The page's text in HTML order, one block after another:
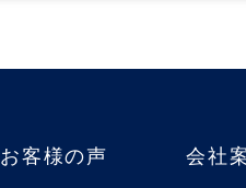
お客様の声 会社